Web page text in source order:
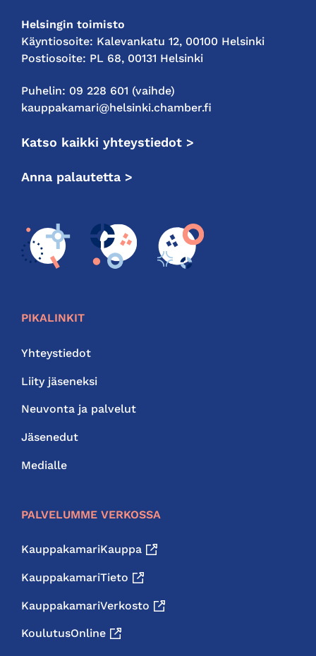
Helsingin toimisto
Käyntiosoite: Kalevankatu 12, 00100 Helsinki
Postiosoite: PL 68, 00131 Helsinki
Puhelin: 09 228 601 (vaihde)
kauppakamari@helsinki.chamber.fi
Katso kaikki yhteystiedot >
Anna palautetta >
PIKALINKIT
Yhteystiedot
Liity jäseneksi
Neuvonta ja palvelut
Jäsenedut
Medialle
PALVELUMME VERKOSSA
KauppakamariKauppa
KauppakamariTieto
KauppakamariVerkosto
KoulutusOnline